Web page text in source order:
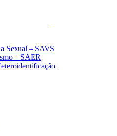
Sexual – SAVS
– SAER